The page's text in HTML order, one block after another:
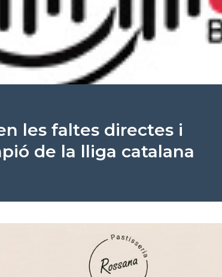
les faltes directes i
de la lliga catalana